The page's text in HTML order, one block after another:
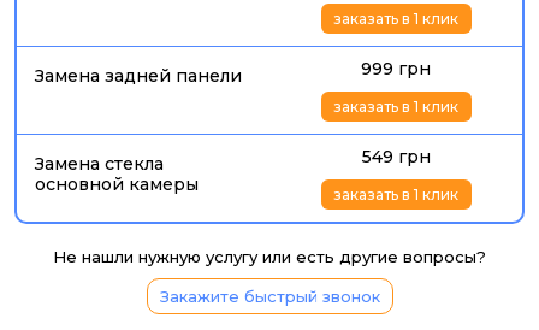
заказать в 1 клик
Замена задней панели 999 грн
заказать в 1 клик
Замена стекла
основной камеры
549 грн
заказать в 1 клик
Не нашли нужную услугу или есть другие вопросы?
Закажите быстрый звонок